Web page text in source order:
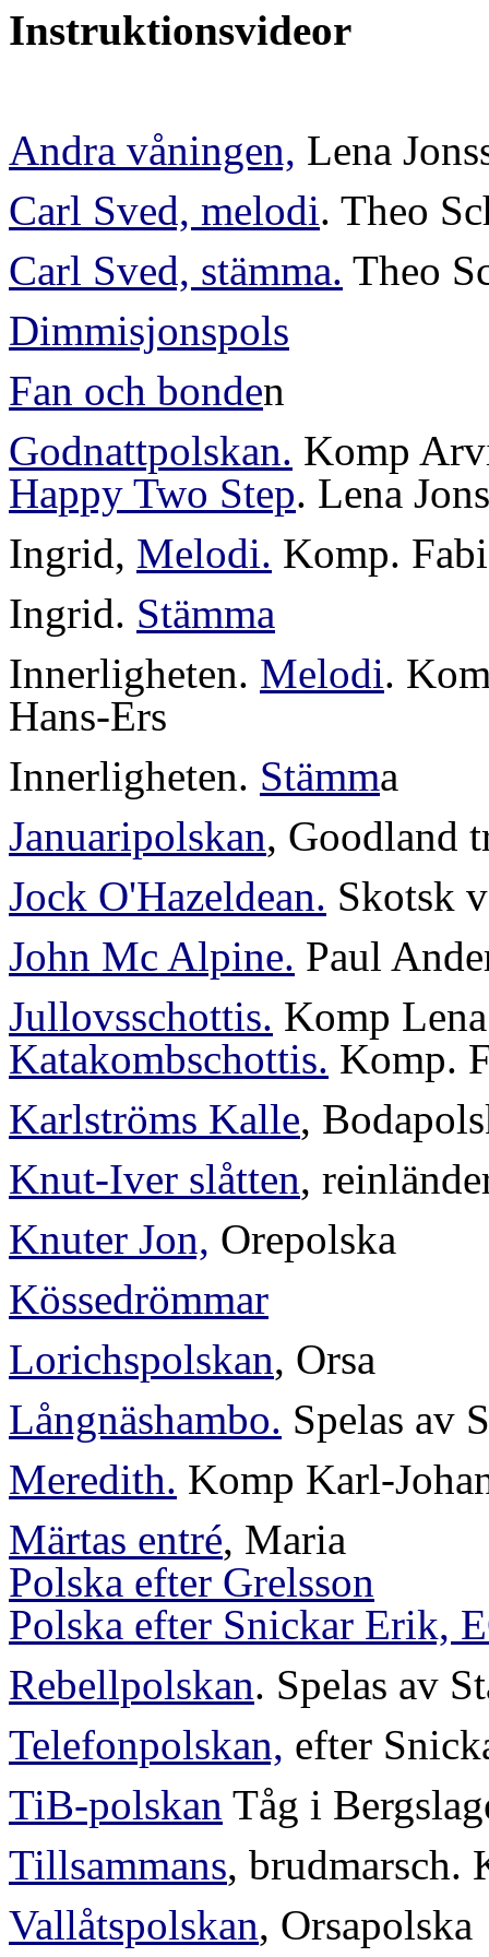
Instruktionsvideor
Andra våningen, Lena
Carl Sved, melodi. Theo
Carl Sved, stämma. Theo
Dimmisjonspols
Fan och bonden
Godnattpolskan. Komp
Happy Two Step. Lena
Ingrid, Melodi. Komp.
Ingrid. Stämma
Innerligheten. Melodi.
Hans-Ers
Innerligheten. Stämma
Januaripolskan, Goodland
Jock O'Hazeldean. Skotsk
John Mc Alpine. Paul
Jullovsschottis. Komp
Katakombschottis. Komp.
Karlströms Kalle,
Knut-Iver slåtten,
Knuter Jon, Orepolska
Kössedrömmar
Lorichspolskan, Orsa
Långnäshambo. Spelas av
Meredith. Komp Karl-
Märtas entré, Maria
Polska efter Grelsson
Polska efter Snickar Erik,
Rebellpolskan. Spelas av
Telefonpolskan, efter
TiB-polskan Tåg i
Tillsammans, brudmarsch.
Vallåtspolskan, Orsapolska